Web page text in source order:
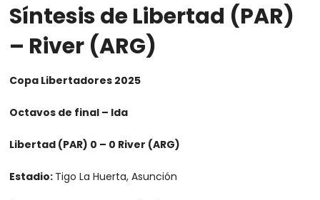
Síntesis de Libertad (PAR)
– River (ARG)
Copa Libertadores 2025
Octavos de final – Ida
Libertad (PAR) 0 – 0 River (ARG)
Estadio: Tigo La Huerta, Asunción